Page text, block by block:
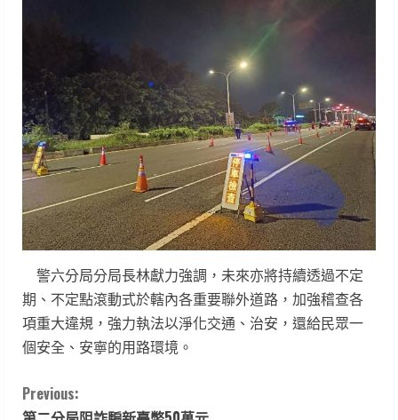
警六分局分局長林獻力強調，未來亦將持續透過不定
期、不定點滾動式於轄內各重要聯外道路，加強稽查各
項重大違規，強力執法以淨化交通、治安，還給民眾一
個安全、安寧的用路環境。
C
Previous: